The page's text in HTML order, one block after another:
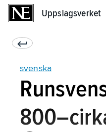
Uppslagsverket
svenska